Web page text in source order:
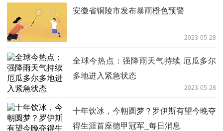
安徽省铜陵市发布暴雨橙色预警
2023-05-28
全球今热点：强降雨天气持续 厄瓜多尔
多地进入紧急状态
2023-05-28
十年饮冰，今朝圆梦？罗伊斯有望今晚夺
得生涯首座德甲冠军_每日消息